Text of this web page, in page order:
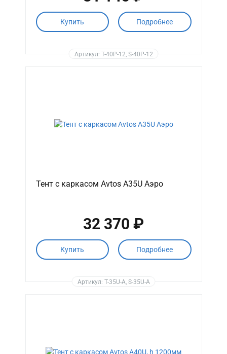
Купить Подробнее
Артикул: T-40P-12, S-40P-12
Тент с каркасом Avtos A35U Аэро
32 370 ₽
Купить Подробнее
Артикул: T-35U-A, S-35U-A